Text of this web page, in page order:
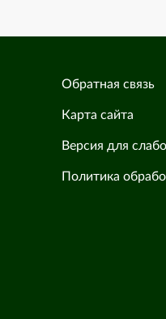
Обратная связь
Карта сайта
Версия для
Политика